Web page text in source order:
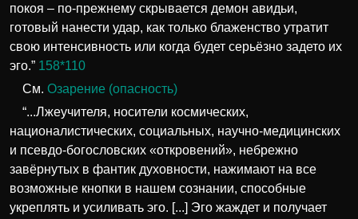
покоя – по-прежнему скрывается демон авидьи,
готовый нанести удар, как только блаженство утратит
свою интенсивность или когда будет серьёзно задето их
эго.” 158*110
См. Озарение (опасность)
“...Лжеучителя, носители космических,
националистических, социальных, научно-медицинских
и псевдо-богословских «откровений», небрежно
завёрнутых в фантик духовности, нажимают на все
возможные кнопки в нашем сознании, способные
укреплять и усиливать эго. [...] Эго жаждет и получает